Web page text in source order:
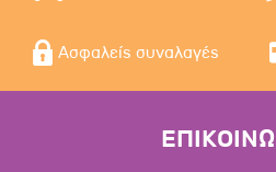
Ασφαλείς συναλαγές